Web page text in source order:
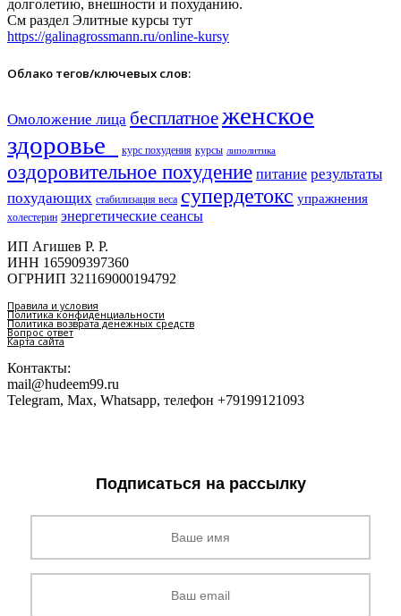
долголетию, внешности и похуданию.
См раздел Элитные курсы тут
https://galinagrossmann.ru/online-kursy
Облако тегов/ключевых слов:
Омоложение лица бесплатноеженское
здоровье​
курс похудения курсы липолитика
оздоровительное похудение питание результаты
похудающих стабилизация веса супердетокс упражнения
холестерин энергетические сеансы
ИП Агишев Р. Р.
ИНН 165909397360
ОГРНИП 321169000194792
Правила и условия
Политика конфиденциальности
Политика возврата денежных средств
Вопрос ответ
Карта сайта
Контакты:
mail@hudeem99.ru
Telegram, Max, Whatsapp, телефон +79199121093
Подписаться на рассылку